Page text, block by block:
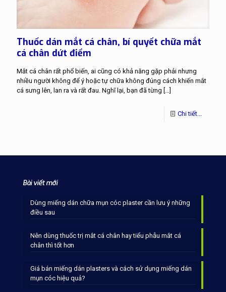
Thuốc dán mắt cá chân, bí quyết chữa mắt
cá chân dứt điểm
Mắt cá chân rất phổ biến, ai cũng có khả năng gặp phải nhưng
nhiều người không để ý hoặc tự chữa không đúng cách khiến mắt
cá sưng lên, lan ra và rất đau. Nghĩ lại, bạn đã từng
Chi tiết...
Bài viết mới
Dùng miếng dán chữa mụn cóc plaster cần lưu ý những
điều sau
Nên dùng thuốc trị mắt cá chân hay tiểu phẫu mắt cá
chân thì tốt hơn
Giá bán miếng dán plasters và cách sử dụng miếng dán
mụn cóc hiệu quả?